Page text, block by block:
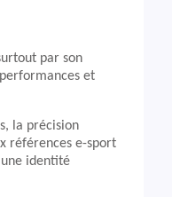
par son
et
la précision
références e-sport
identité